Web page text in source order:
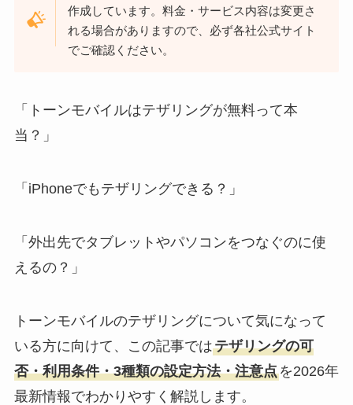
作成しています。料金・サービス内容は変更さ
れる場合がありますので、必ず各社公式サイト
でご確認ください。
「トーンモバイルはテザリングが無料って本
当？」
「iPhoneでもテザリングできる？」
「外出先でタブレットやパソコンをつなぐのに使
えるの？」
トーンモバイルのテザリングについて気になって
いる方に向けて、この記事ではテザリングの可
否・利用条件・3種類の設定方法・注意点を2026年
最新情報でわかりやすく解説します。